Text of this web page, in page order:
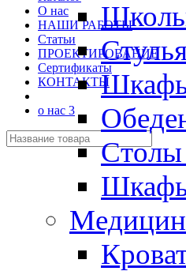
О нас
НАШИ РАБОТЫ
Статьи
ПРОЕКТИРОВАНИЕ
Сертификаты
КОНТАКТЫ
о нас 3
Шкафы